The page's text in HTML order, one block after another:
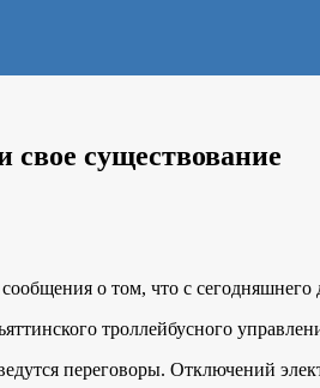
свое существование
о том, что с сегодняшнего
троллейбусного
переговоры. Отключений